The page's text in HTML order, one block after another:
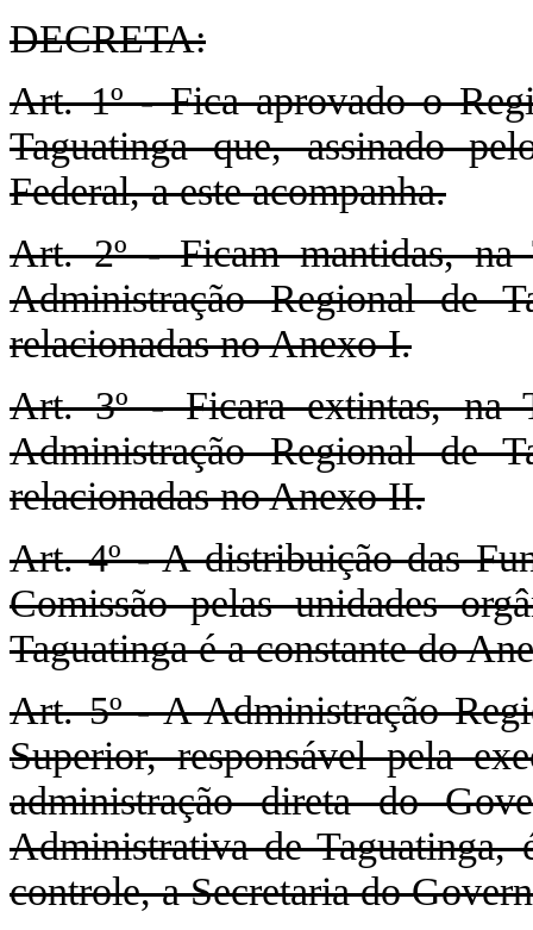
DECRETA:
Art. 1º - Fica aprovado o
Taguatinga que, assinado
Federal, a este acompanha.
Art. 2º - Ficam mantidas, na
Administração Regional de
relacionadas no Anexo I.
Art. 3º - Ficara extintas, na
Administração Regional de
relacionadas no Anexo II.
Art. 4º - A distribuição das
Comissão pelas unidades
Taguatinga é a constante do
Art. 5º - A Administração
Superior, responsável pela
administração direta do
Administrativa de Taguatinga,
controle, a Secretaria do